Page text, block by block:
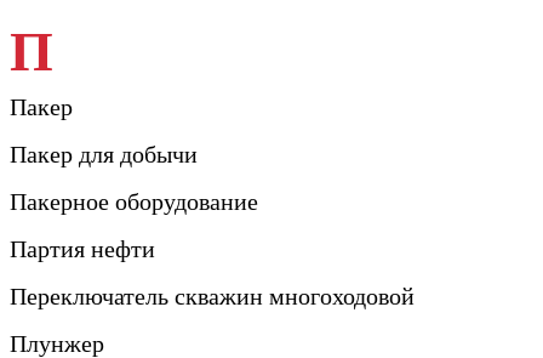
П
Пакер
Пакер для добычи
Пакерное оборудование
Партия нефти
Переключатель скважин многоходовой
Плунжер